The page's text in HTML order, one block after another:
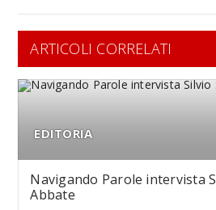
ARTICOLI CORRELATI
EDITORIA
Navigando Parole intervista
Abbate